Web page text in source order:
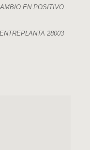
EN POSITIVO
28003